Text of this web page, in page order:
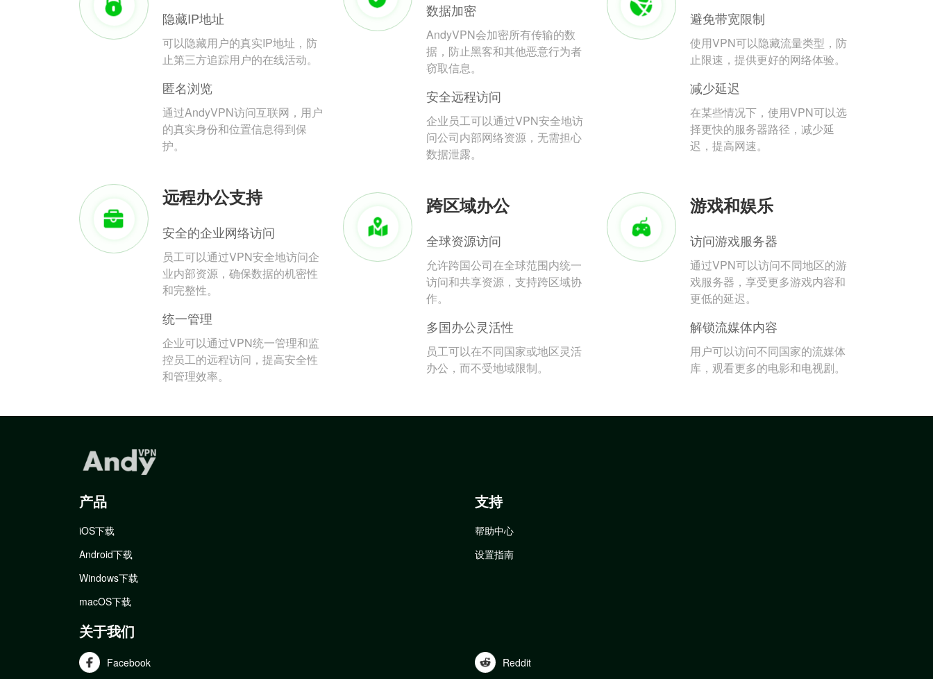
隐藏IP地址
可以隐藏用户的真实IP地址，防
止第三方追踪用户的在线活动。
匿名浏览
通过AndyVPN访问互联网，用户
的真实身份和位置信息得到保
护。
数据加密
AndyVPN会加密所有传输的数
据，防止黑客和其他恶意行为者
窃取信息。
安全远程访问
企业员工可以通过VPN安全地访
问公司内部网络资源，无需担心
数据泄露。
避免带宽限制
使用VPN可以隐藏流量类型，防
止限速，提供更好的网络体验。
减少延迟
在某些情况下，使用VPN可以选
择更快的服务器路径，减少延
迟，提高网速。
远程办公支持
安全的企业网络访问
员工可以通过VPN安全地访问企
业内部资源，确保数据的机密性
和完整性。
统一管理
企业可以通过VPN统一管理和监
控员工的远程访问，提高安全性
和管理效率。
跨区域办公
全球资源访问
允许跨国公司在全球范围内统一
访问和共享资源，支持跨区域协
作。
多国办公灵活性
员工可以在不同国家或地区灵活
办公，而不受地域限制。
游戏和娱乐
访问游戏服务器
通过VPN可以访问不同地区的游
戏服务器，享受更多游戏内容和
更低的延迟。
解锁流媒体内容
用户可以访问不同国家的流媒体
库，观看更多的电影和电视剧。
产品
iOS下载
Android下载
Windows下载
macOS下载
支持
帮助中心
设置指南
关于我们
Facebook Reddit